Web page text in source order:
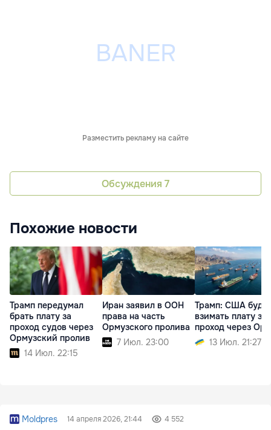
Разместить рекламу на сайте
Обсуждения 7
Похожие новости
Трамп передумал
брать плату за
проход судов через
Ормузский пролив
14 Июл. 22:15
Иран заявил в ООН
права на часть
Ормузского пролива
7 Июл. 23:00
Трамп: США
взимать плату за
проход через
13 Июл. 21:27
Moldpres 14 апреля 2026, 21:44 4 552